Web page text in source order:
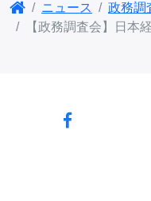
ニュース
政務調
【政務調査会】日本